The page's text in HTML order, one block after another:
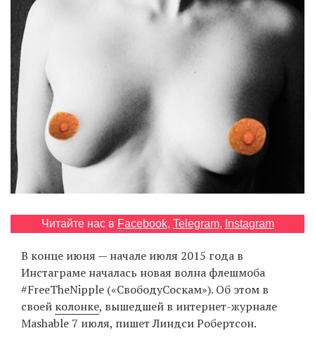
Читайте нас в Facebook, Telegram, Instagram
В конце июня — начале июля 2015 года в
Инстаграме началась новая волна флешмоба
#FreeTheNipple («СвободуСоскам»). Об этом в
своей колонке, вышедшей в интернет-журнале
Mashable 7 июля, пишет Линдси Робертсон.